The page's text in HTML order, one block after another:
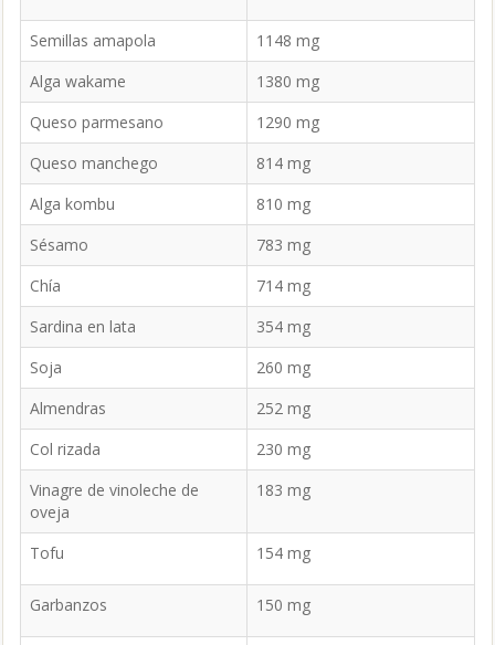
Semillas amapola
1148 mg
Alga wakame
1380 mg
Queso parmesano
1290 mg
Queso manchego
814 mg
Alga kombu
810 mg
Sésamo
783 mg
Chía
714 mg
Sardina en lata
354 mg
Soja
260 mg
Almendras
252 mg
Col rizada
230 mg
Vinagre de vinoleche de
oveja
183 mg
Tofu 154 mg
Garbanzos 150 mg